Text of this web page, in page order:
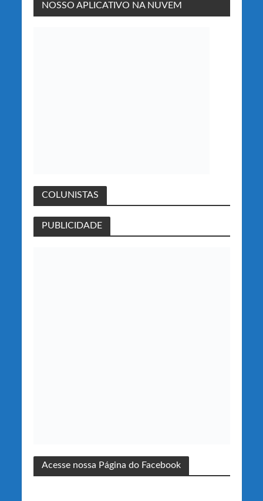
NOSSO APLICATIVO NA NUVEM
COLUNISTAS
PUBLICIDADE
Acesse nossa Página do Facebook